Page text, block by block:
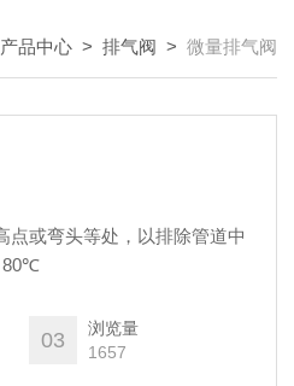
产品中心 > 排气阀 > 微量排气阀
点或弯头等处，以排除管道中
80℃
03
浏览量
1657